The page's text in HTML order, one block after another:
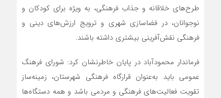
طرح‌های خلاقانه و جذاب فرهنگی، به ویژه برای کودکان و
نوجوانان، در فضاسازی شهری و ترویج ارزش‌های دینی و
فرهنگی نقش‌آفرینی بیشتری داشته باشند.
فرماندار محمودآباد در پایان خاطرنشان کرد: شورای فرهنگ
عمومی باید به‌عنوان قرارگاه فرهنگی شهرستان، زمینه‌ساز
تقویت فعالیت‌های فرهنگی و مردمی باشد و همه دستگاه‌ها